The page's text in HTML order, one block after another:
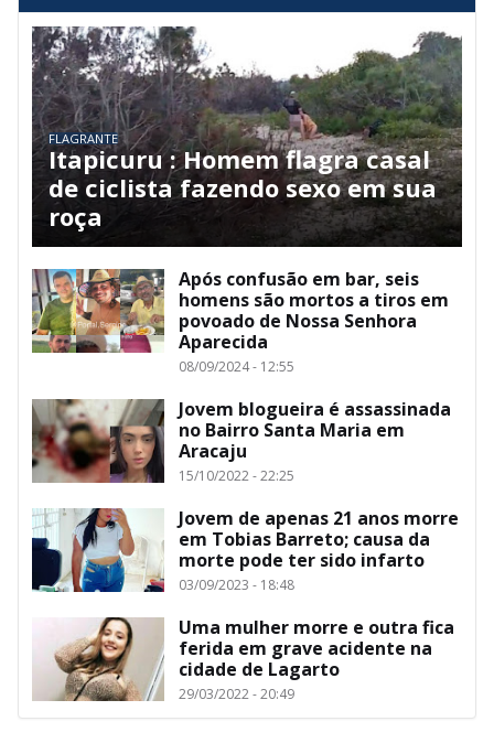
FLAGRANTE
Itapicuru : Homem flagra casal
de ciclista fazendo sexo em sua
roça
Após confusão em bar, seis
homens são mortos a tiros em
povoado de Nossa Senhora
Aparecida
08/09/2024 - 12:55
Jovem blogueira é assassinada
no Bairro Santa Maria em
Aracaju
15/10/2022 - 22:25
Jovem de apenas 21 anos morre
em Tobias Barreto; causa da
morte pode ter sido infarto
03/09/2023 - 18:48
Uma mulher morre e outra fica
ferida em grave acidente na
cidade de Lagarto
29/03/2022 - 20:49